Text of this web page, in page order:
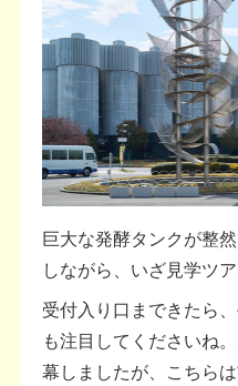
巨大な発酵タンクが整
しながら、いざ見学ツア
受付入り口まできたら
も注目してくださいね
幕しましたが、こちら